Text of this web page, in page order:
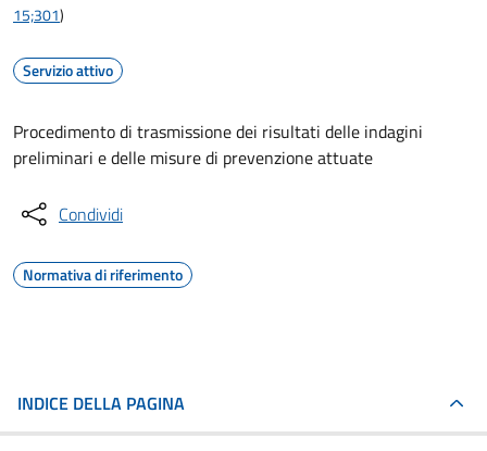
15;301)
Servizio attivo
Procedimento di trasmissione dei risultati delle indagini
preliminari e delle misure di prevenzione attuate
Condividi
Normativa di riferimento
INDICE DELLA PAGINA